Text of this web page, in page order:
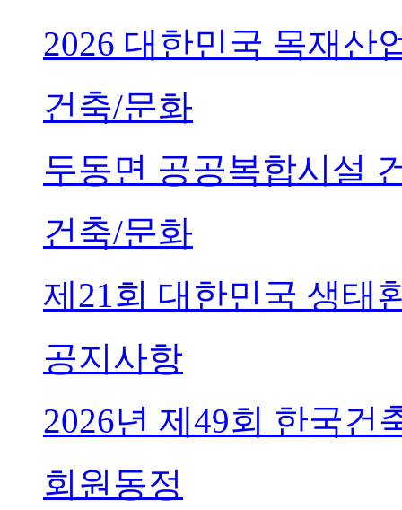
2026 대한민국 목재산
건축/문화
두동면 공공복합시설
건축/문화
제21회 대한민국 생태
공지사항
2026년 제49회 한국건
회원동정